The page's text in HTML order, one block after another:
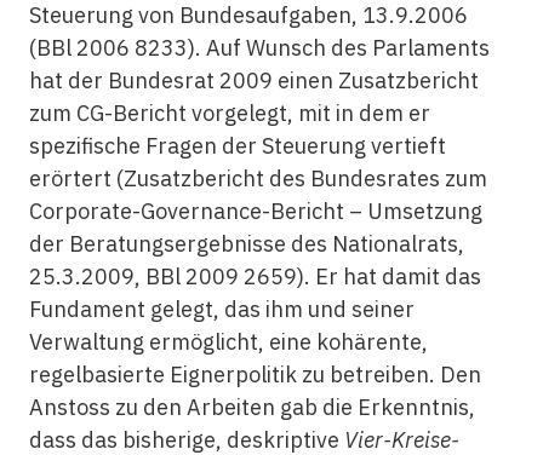
Steuerung von Bundesaufgaben, 13.9.2006
(BBl 2006 8233). Auf Wunsch des Parlaments
hat der Bundesrat 2009 einen Zusatzbericht
zum CG-Bericht vorgelegt, mit in dem er
spezifische Fragen der Steuerung vertieft
erörtert (Zusatzbericht des Bundesrates zum
Corporate-Governance-Bericht – Umsetzung
der Beratungsergebnisse des Nationalrats,
25.3.2009, BBl 2009 2659). Er hat damit das
Fundament gelegt, das ihm und seiner
Verwaltung ermöglicht, eine kohärente,
regelbasierte Eignerpolitik zu betreiben. Den
Anstoss zu den Arbeiten gab die Erkenntnis,
dass das bisherige, deskriptive Vier-Kreise-